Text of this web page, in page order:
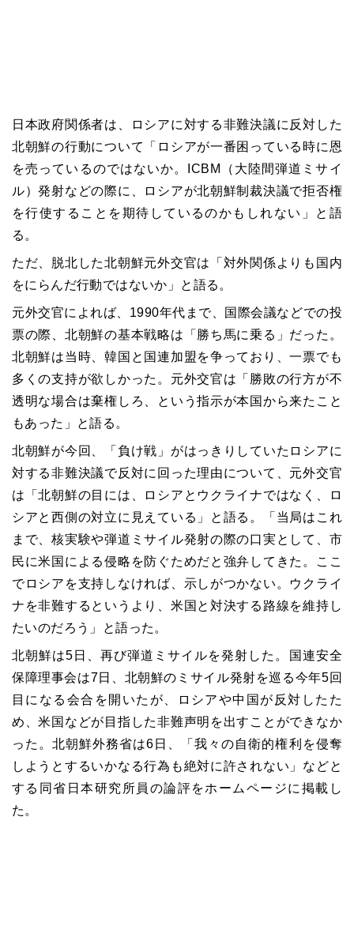
日本政府関係者は、ロシアに対する非難決議に反対した
北朝鮮の行動について「ロシアが一番困っている時に恩
を売っているのではないか。ICBM（大陸間弾道ミサイ
ル）発射などの際に、ロシアが北朝鮮制裁決議で拒否権
を行使することを期待しているのかもしれない」と語
る。
ただ、脱北した北朝鮮元外交官は「対外関係よりも国内
をにらんだ行動ではないか」と語る。
元外交官によれば、1990年代まで、国際会議などでの投
票の際、北朝鮮の基本戦略は「勝ち馬に乗る」だった。
北朝鮮は当時、韓国と国連加盟を争っており、一票でも
多くの支持が欲しかった。元外交官は「勝敗の行方が不
透明な場合は棄権しろ、という指示が本国から来たこと
もあった」と語る。
北朝鮮が今回、「負け戦」がはっきりしていたロシアに
対する非難決議で反対に回った理由について、元外交官
は「北朝鮮の目には、ロシアとウクライナではなく、ロ
シアと西側の対立に見えている」と語る。「当局はこれ
まで、核実験や弾道ミサイル発射の際の口実として、市
民に米国による侵略を防ぐためだと強弁してきた。ここ
でロシアを支持しなければ、示しがつかない。ウクライ
ナを非難するというより、米国と対決する路線を維持し
たいのだろう」と語った。
北朝鮮は5日、再び弾道ミサイルを発射した。国連安全
保障理事会は7日、北朝鮮のミサイル発射を巡る今年5回
目になる会合を開いたが、ロシアや中国が反対したた
め、米国などが目指した非難声明を出すことができなか
った。北朝鮮外務省は6日、「我々の自衛的権利を侵奪
しようとするいかなる行為も絶対に許されない」などと
する同省日本研究所員の論評をホームページに掲載し
た。